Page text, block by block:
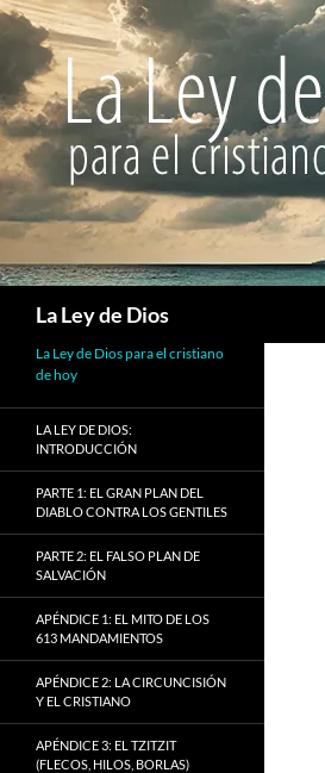
La Ley de Dios
La Ley de Dios para el cristiano
de hoy
LA LEY DE DIOS:
INTRODUCCIÓN
PARTE 1: EL GRAN PLAN DEL
DIABLO CONTRA LOS GENTILES
PARTE 2: EL FALSO PLAN DE
SALVACIÓN
APÉNDICE 1: EL MITO DE LOS
613 MANDAMIENTOS
APÉNDICE 2: LA CIRCUNCISIÓN
Y EL CRISTIANO
APÉNDICE 3: EL TZITZIT
(FLECOS, HILOS, BORLAS)